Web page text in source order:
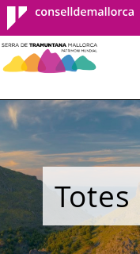
Consell de
Mallorca